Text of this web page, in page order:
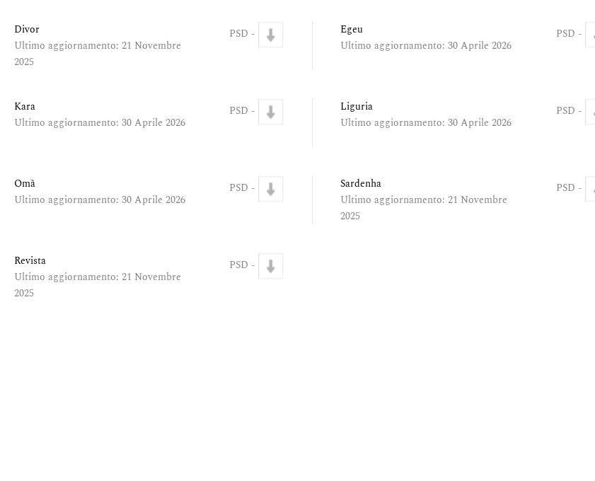
Divor
Ultimo aggiornamento: 21 Novembre
2025
PSD -
Egeu
Ultimo aggiornamento: 30 Aprile 2026
PSD -
Kara
Ultimo aggiornamento: 30 Aprile 2026
PSD -
Liguria
Ultimo aggiornamento: 30 Aprile 2026
PSD -
Omã
Ultimo aggiornamento: 30 Aprile 2026
PSD -
Sardenha
Ultimo aggiornamento: 21 Novembre
2025
PSD -
Revista
Ultimo aggiornamento: 21 Novembre
2025
PSD -